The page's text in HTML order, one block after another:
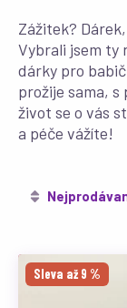
Zážitek?
Vybrali jsem ty
dárky pro
prožije sama,
život se o vás
a péče vážíte!
Sleva až 9 %